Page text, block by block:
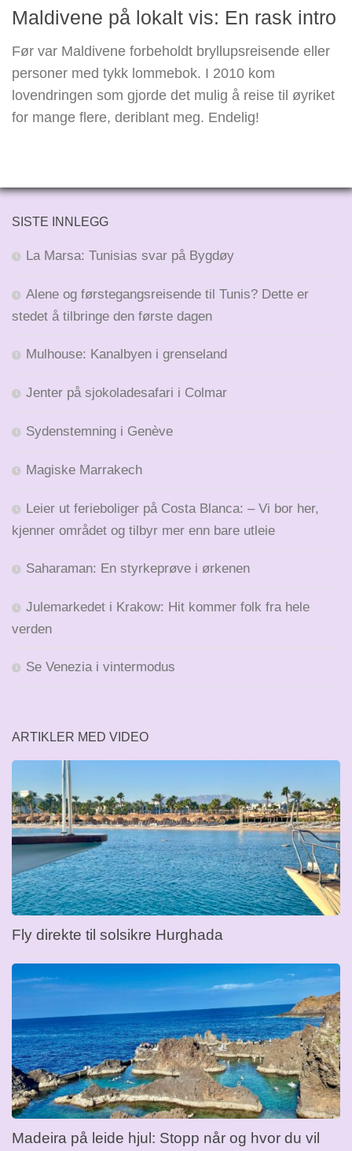
Maldivene på lokalt vis: En rask intro
Før var Maldivene forbeholdt bryllupsreisende eller
personer med tykk lommebok. I 2010 kom
lovendringen som gjorde det mulig å reise til øyriket
for mange flere, deriblant meg. Endelig!
SISTE INNLEGG
La Marsa: Tunisias svar på Bygdøy
Alene og førstegangsreisende til Tunis? Dette er
stedet å tilbringe den første dagen
Mulhouse: Kanalbyen i grenseland
Jenter på sjokoladesafari i Colmar
Sydenstemning i Genève
Magiske Marrakech
Leier ut ferieboliger på Costa Blanca: – Vi bor her,
kjenner området og tilbyr mer enn bare utleie
Saharaman: En styrkeprøve i ørkenen
Julemarkedet i Krakow: Hit kommer folk fra hele
verden
Se Venezia i vintermodus
ARTIKLER MED VIDEO
Fly direkte til solsikre Hurghada
Madeira på leide hjul: Stopp når og hvor du vil